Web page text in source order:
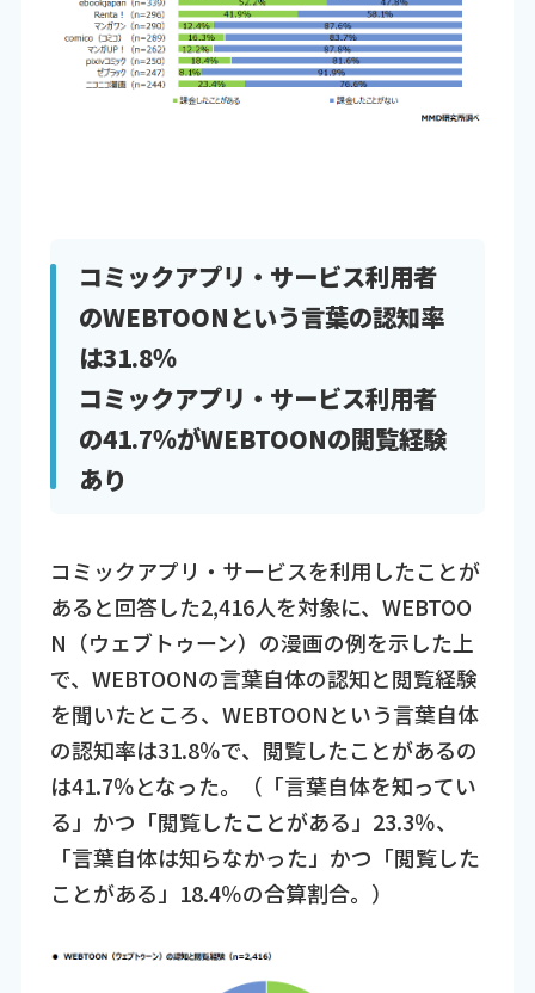
コミックアプリ・サービス利用者
のWEBTOONという言葉の認知率
は31.8％
コミックアプリ・サービス利用者
の41.7％がWEBTOONの閲覧経験
あり
コミックアプリ・サービスを利用したことが
あると回答した2,416人を対象に、WEBTOO
N（ウェブトゥーン）の漫画の例を示した上
で、WEBTOONの言葉自体の認知と閲覧経験
を聞いたところ、WEBTOONという言葉自体
の認知率は31.8％で、閲覧したことがあるの
は41.7％となった。（「言葉自体を知ってい
る」かつ「閲覧したことがある」23.3％、
「言葉自体は知らなかった」かつ「閲覧した
ことがある」18.4％の合算割合。）